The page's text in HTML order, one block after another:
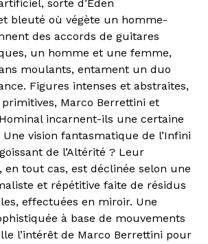
sorte d’Eden
bleuté où végète un homme-
des accords de guitares
un homme et une femme,
moulants, entament un duo
Figures intenses et abstraites,
Marco Berrettini et
incarnent-ils une certaine
vision fantasmatique de l’Infini
de l’Altérité ? Leur
en tout cas, est déclinée selon une
et répétitive faite de résidus
effectuées en miroir. Une
à base de mouvements
l’intérêt de Marco Berrettini pour